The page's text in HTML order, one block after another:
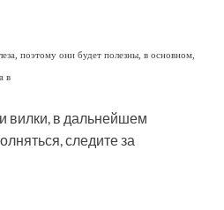
поэтому они будет полезны, в основном,
в
вилки, в дальнейшем
следите за